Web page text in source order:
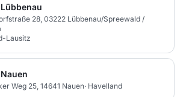
28, 03222 Lübbenau/Spreewald /
Lausitz
Weg 25, 14641 Nauen· Havelland